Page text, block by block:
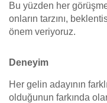
Bu yüzden her
onların tarzını,
önem veriyoruz.
Deneyim
Her gelin adayının
olduğunun farkında